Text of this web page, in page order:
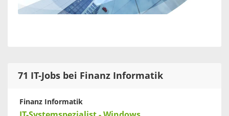
71 IT-Jobs bei Finanz Informatik
Finanz Informatik